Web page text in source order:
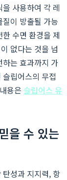
사용하여 각 레
이 방출될 가능
수면 환경을 제
없다는 것을 넘
는 효과까지 가
립어스의 무접
용은 슬립어스 유
을 수 있는
성과 지지력, 항